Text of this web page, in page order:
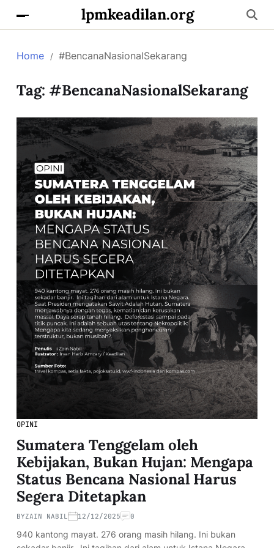
lpmkeadilan.org
Home #BencanaNasionalSekarang
Tag: #BencanaNasionalSekarang
OPINI
Sumatera Tenggelam oleh
Kebijakan, Bukan Hujan: Mengapa
Status Bencana Nasional Harus
Segera Ditetapkan
BYZAIN NABIL 12/12/2025 0
940 kantong mayat. 276 orang masih hilang. Ini bukan